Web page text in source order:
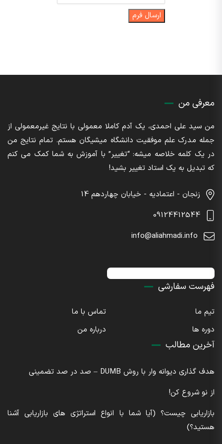
ارسال فرم
معرفی من
من سید علی احمدی، یک آدم کاملا معمولی با نتایج غیرمعمولی از
جمله مدرک علم موفقیت دانشگاه میشیگان هستم. تمام نتایج من
در یک کلمه خلاصه میشه: “تغییر” با آموزش به شما کمک می کنم
که تبدیل به یک استاد تغییر بشید!
زنجان - اعتمادیه - خیابان چهاردهم 14
09124412544
info@aliahmadi.info
فهرست سفارشی
تیم ما
تماس با ما
دوره ها
درباره من
آخرین مطالب
هدف گذاری دیوانه وار با روش DUMB – صد در صد تضمینی
از نو شروع کن!
بازاریابی چیست؟ (آیا شما با انواع استراتژی های بازاریابی آشنا
هستید؟)